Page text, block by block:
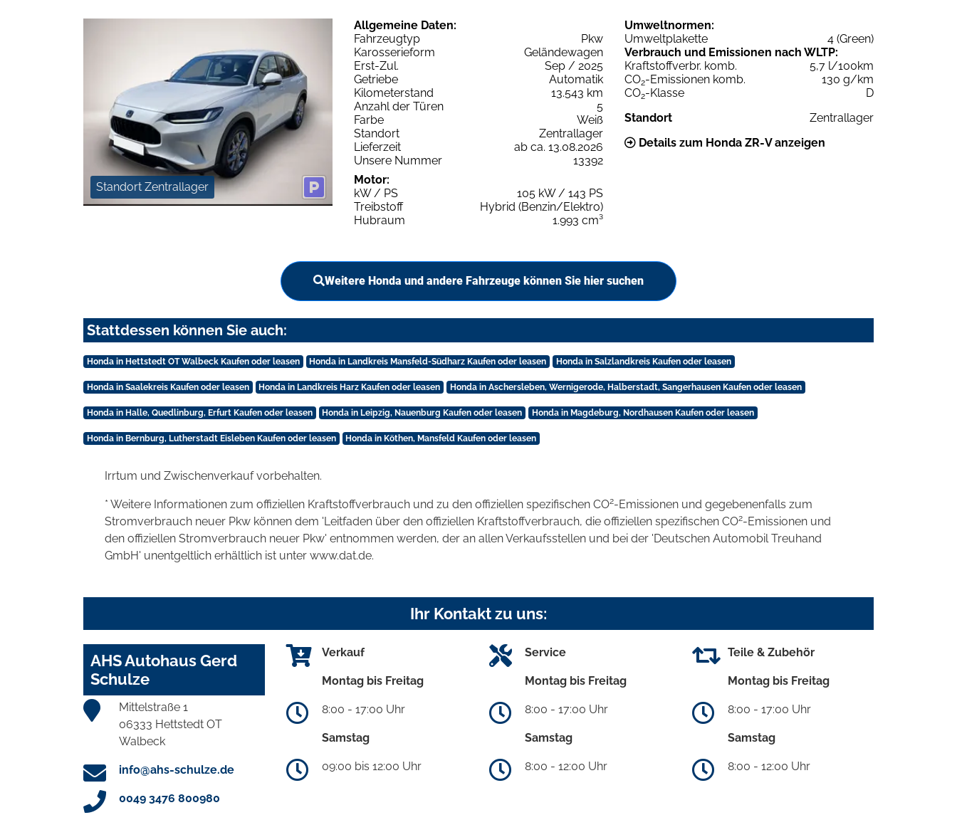
Standort Zentrallager
Allgemeine Daten:
Fahrzeugtyp
Pkw
Karosserieform
Geländewagen
Erst-Zul.
Sep / 2025
Getriebe
Automatik
Kilometerstand
13.543 km
Anzahl der Türen
5
Farbe
Weiß
Standort
Zentrallager
Lieferzeit
ab ca. 13.08.2026
Unsere Nummer
13392
Motor:
kW / PS
105 kW / 143 PS
Treibstoff
Hybrid (Benzin/Elektro)
Hubraum
1.993 cm³
Umweltnormen:
Umweltplakette
4 (Green)
Verbrauch und Emissionen nach WLTP:
Kraftstoffverbr. komb.
5,7 l/100km
CO2-Emissionen komb.
130 g/km
CO2-Klasse
D
Standort
Zentrallager
Details zum Honda ZR-V anzeigen
Weitere Honda und andere Fahrzeuge können Sie hier suchen
Stattdessen können Sie auch:
Honda in Hettstedt OT Walbeck Kaufen oder leasen Honda in Landkreis Mansfeld-Südharz Kaufen oder leasen Honda in Salzlandkreis Kaufen oder leasen
Honda in Saalekreis Kaufen oder leasen Honda in Landkreis Harz Kaufen oder leasen Honda in Aschersleben, Wernigerode, Halberstadt, Sangerhausen Kaufen oder leasen
Honda in Halle, Quedlinburg, Erfurt Kaufen oder leasen Honda in Leipzig, Nauenburg Kaufen oder leasen Honda in Magdeburg, Nordhausen Kaufen oder leasen
Honda in Bernburg, Lutherstadt Eisleben Kaufen oder leasen Honda in Köthen, Mansfeld Kaufen oder leasen
Irrtum und Zwischenverkauf vorbehalten.
* Weitere Informationen zum offiziellen Kraftstoffverbrauch und zu den offiziellen spezifischen CO2-Emissionen und gegebenenfalls zum
Stromverbrauch neuer Pkw können dem 'Leitfaden über den offiziellen Kraftstoffverbrauch, die offiziellen spezifischen CO2-Emissionen und
den offiziellen Stromverbrauch neuer Pkw' entnommen werden, der an allen Verkaufsstellen und bei der 'Deutschen Automobil Treuhand
GmbH' unentgeltlich erhältlich ist unter www.dat.de.
Ihr Kontakt zu uns:
AHS Autohaus Gerd
Schulze
Mittelstraße 1
06333 Hettstedt OT
Walbeck
info@ahs-schulze.de
0049 3476 800980
Verkauf
Montag bis Freitag
8:00 - 17:00 Uhr
Samstag
09:00 bis 12:00 Uhr
Service
Montag bis Freitag
8:00 - 17:00 Uhr
Samstag
8:00 - 12:00 Uhr
Teile & Zubehör
Montag bis Freitag
8:00 - 17:00 Uhr
Samstag
8:00 - 12:00 Uhr